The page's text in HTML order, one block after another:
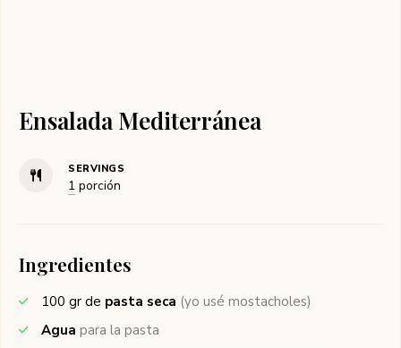
Ensalada Mediterránea
SERVINGS
1 porción
Ingredientes
100 gr de pasta seca (yo usé mostacholes)
Agua para la pasta